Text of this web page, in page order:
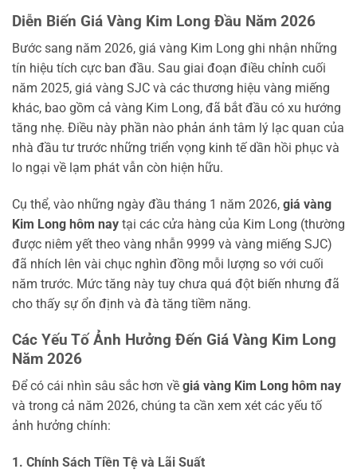
Diễn Biến Giá Vàng Kim Long Đầu Năm 2026
Bước sang năm 2026, giá vàng Kim Long ghi nhận những
tín hiệu tích cực ban đầu. Sau giai đoạn điều chỉnh cuối
năm 2025, giá vàng SJC và các thương hiệu vàng miếng
khác, bao gồm cả vàng Kim Long, đã bắt đầu có xu hướng
tăng nhẹ. Điều này phần nào phản ánh tâm lý lạc quan của
nhà đầu tư trước những triển vọng kinh tế dần hồi phục và
lo ngại về lạm phát vẫn còn hiện hữu.
Cụ thể, vào những ngày đầu tháng 1 năm 2026, giá vàng
Kim Long hôm nay tại các cửa hàng của Kim Long (thường
được niêm yết theo vàng nhẫn 9999 và vàng miếng SJC)
đã nhích lên vài chục nghìn đồng mỗi lượng so với cuối
năm trước. Mức tăng này tuy chưa quá đột biến nhưng đã
cho thấy sự ổn định và đà tăng tiềm năng.
Các Yếu Tố Ảnh Hưởng Đến Giá Vàng Kim Long
Năm 2026
Để có cái nhìn sâu sắc hơn về giá vàng Kim Long hôm nay
và trong cả năm 2026, chúng ta cần xem xét các yếu tố
ảnh hưởng chính:
1. Chính Sách Tiền Tệ và Lãi Suất